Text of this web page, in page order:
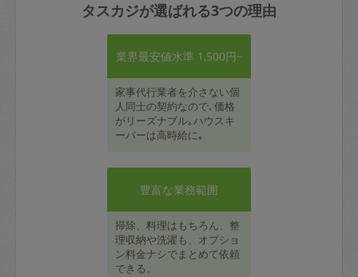
タスカジが選ばれる3つの理由
業界最安値水準 1,500円~
家事代行業者を介さない個
人同士の契約なので､価格
がリーズナブル｡ハウスキ
ーパーは高時給に｡
豊富な業務範囲
掃除、料理はもちろん、整
理収納や洗濯も、オプショ
ン料金ナシでまとめて依頼
できる。